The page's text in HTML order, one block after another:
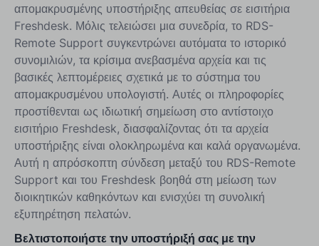
απομακρυσμένης υποστήριξης απευθείας σε εισιτήρια
Freshdesk. Μόλις τελειώσει μια συνεδρία, το RDS-
Remote Support συγκεντρώνει αυτόματα το ιστορικό
συνομιλιών, τα κρίσιμα ανεβασμένα αρχεία και τις
βασικές λεπτομέρειες σχετικά με το σύστημα του
απομακρυσμένου υπολογιστή. Αυτές οι πληροφορίες
προστίθενται ως ιδιωτική σημείωση στο αντίστοιχο
εισιτήριο Freshdesk, διασφαλίζοντας ότι τα αρχεία
υποστήριξης είναι ολοκληρωμένα και καλά οργανωμένα.
Αυτή η απρόσκοπτη σύνδεση μεταξύ του RDS-Remote
Support και του Freshdesk βοηθά στη μείωση των
διοικητικών καθηκόντων και ενισχύει τη συνολική
εξυπηρέτηση πελατών.
Βελτιστοποιήστε την υποστήριξή σας με την